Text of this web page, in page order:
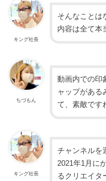
キング社長
そんなことは
内容は全て本
ちづもん
動画内での印
ャップがある
て、素敵です
キング社長
チャンネルを
2021年1月に
るクリエイタ